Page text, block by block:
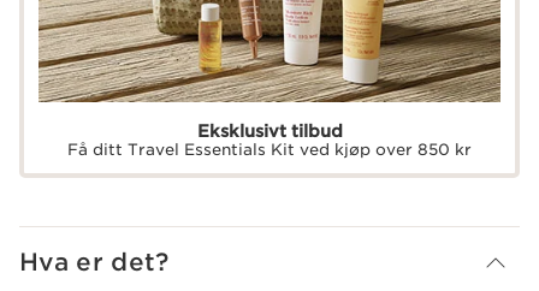
Eksklusivt tilbud
Få ditt Travel Essentials Kit ved kjøp over 850 kr
Hva er det?